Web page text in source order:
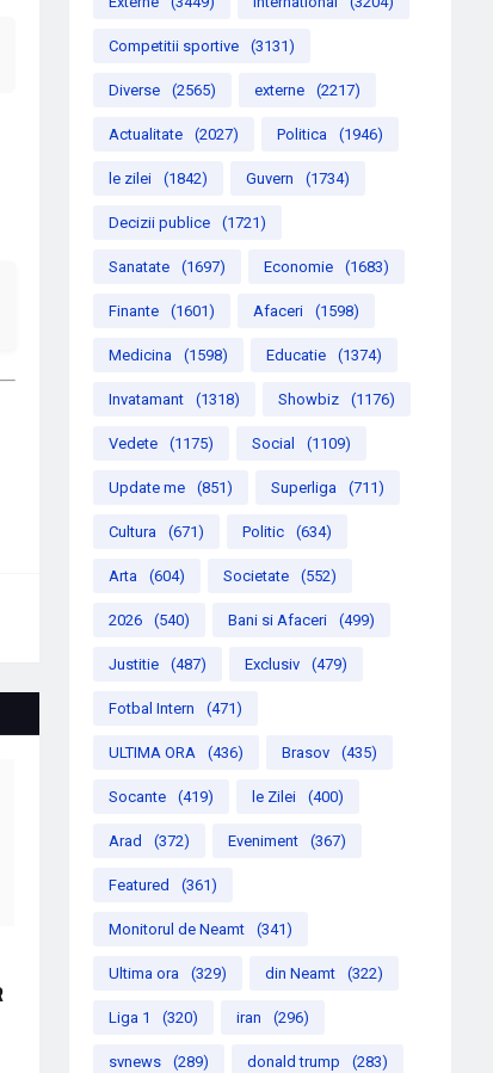
Competitii sportive (3131)
Diverse (2565) externe (2217)
Actualitate (2027) Politica (1946)
le zilei (1842) Guvern (1734)
Decizii publice (1721)
Sanatate (1697) Economie (1683)
Finante (1601) Afaceri (1598)
Medicina (1598) Educatie (1374)
Invatamant (1318) Showbiz (1176)
Vedete (1175) Social (1109)
Update me (851) Superliga (711)
Cultura (671) Politic (634)
Arta (604) Societate (552)
2026 (540) Bani si Afaceri (499)
Justitie (487) Exclusiv (479)
Fotbal Intern (471)
ULTIMA ORA (436) Brasov (435)
Socante (419) le Zilei (400)
Arad (372) Eveniment (367)
Featured (361)
Monitorul de Neamt (341)
Ultima ora (329) din Neamt (322)
Liga 1 (320) iran (296)
svnews (289) donald trump (283)